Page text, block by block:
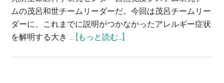
大
学
先
ムの茂呂和世チームリーダーだ。今回は茂呂チームリー
ダーに、これまでに説明がつかなかったアレルギー症状
を解明する大き …
[もっと読む...]